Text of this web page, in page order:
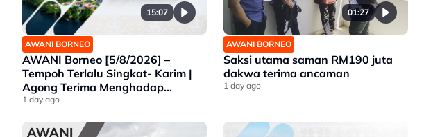
15:07
AWANI BORNEO
AWANI Borneo [5/8/2026] –
Tempoh Terlalu Singkat- Karim |
Agong Terima Menghadap
Premier Sarawak | Ancaman
1 day ago
01:27
AWANI BORNEO
Saksi utama saman RM190 juta
dakwa terima ancaman
1 day ago